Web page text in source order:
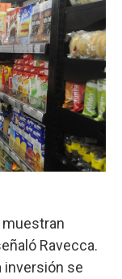
muestran
Ravecca.
inversión se